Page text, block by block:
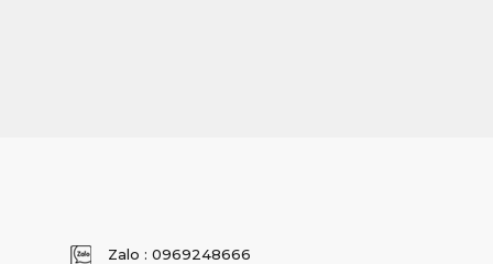
Zalo : 0969248666